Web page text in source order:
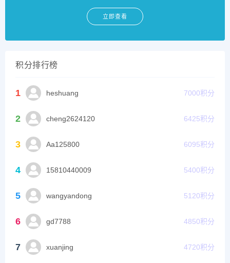
立即查看
积分排行榜
1 heshuang 7000积分
2 cheng2624120 6425积分
3 Aa125800 6095积分
4 15810440009 5400积分
5 wangyandong 5120积分
6 gd7788 4850积分
7 xuanjing 4720积分